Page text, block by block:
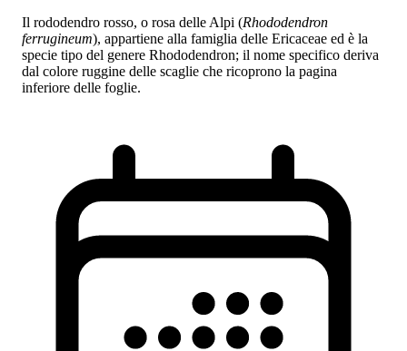
Il rododendro rosso, o rosa delle Alpi (Rhododendron
ferrugineum), appartiene alla famiglia delle Ericaceae ed è la
specie tipo del genere Rhododendron; il nome specifico deriva
dal colore ruggine delle scaglie che ricoprono la pagina
inferiore delle foglie.